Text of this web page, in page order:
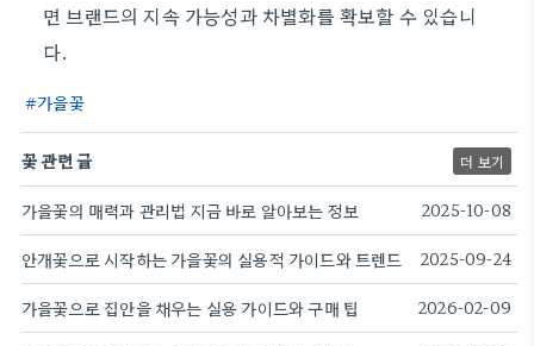
면 브랜드의 지속 가능성과 차별화를 확보할 수 있습니
다.
가을꽃
꽃 관련 글 더 보기
가을꽃의 매력과 관리법 지금 바로 알아보는 정보 2025-10-08
안개꽃으로 시작하는 가을꽃의 실용적 가이드와 트렌드 2025-09-24
가을꽃으로 집안을 채우는 실용 가이드와 구매 팁 2026-02-09